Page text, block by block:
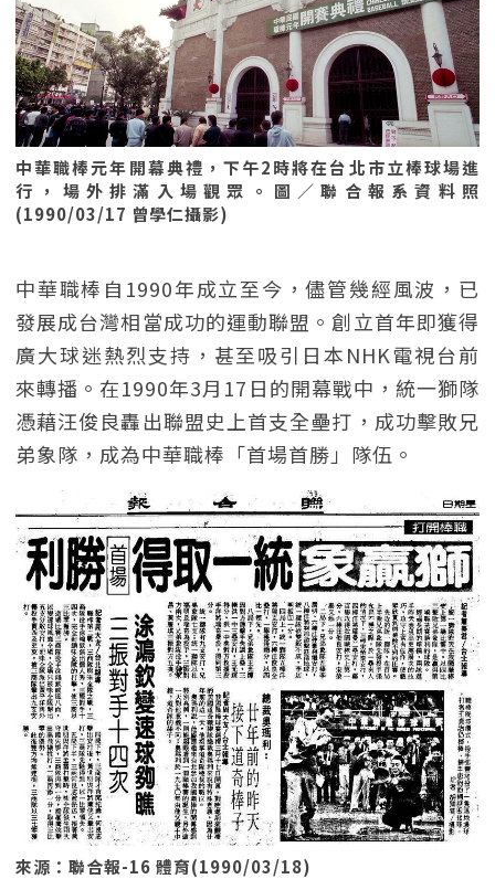
中華職棒元年開幕典禮，下午2時將在台北市立棒球場進
行，場外排滿入場觀眾。圖／聯合報系資料照
(1990/03/17 曾學仁攝影)
中華職棒自1990年成立至今，儘管幾經風波，已
發展成台灣相當成功的運動聯盟。創立首年即獲得
廣大球迷熱烈支持，甚至吸引日本NHK電視台前
來轉播。在1990年3月17日的開幕戰中，統一獅隊
憑藉汪俊良轟出聯盟史上首支全壘打，成功擊敗兄
弟象隊，成為中華職棒「首場首勝」隊伍。
來源：聯合報-16 體育(1990/03/18)